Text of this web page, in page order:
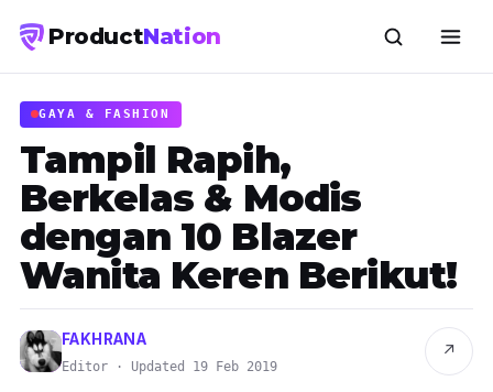
ProductNation
GAYA & FASHION
Tampil Rapih,
Berkelas & Modis
dengan 10 Blazer
Wanita Keren Berikut!
FAKHRANA
Editor · Updated 19 Feb 2019
↗